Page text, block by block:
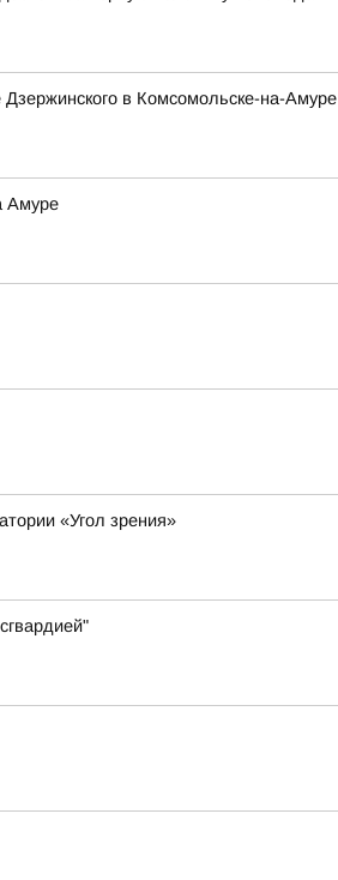
в Комсомольске-на-Амуре
Амуре
«Угол зрения»